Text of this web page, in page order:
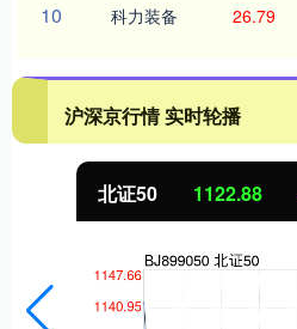
10 科力装备 26.79
沪深京行情 实时轮播
北证50 1122.88